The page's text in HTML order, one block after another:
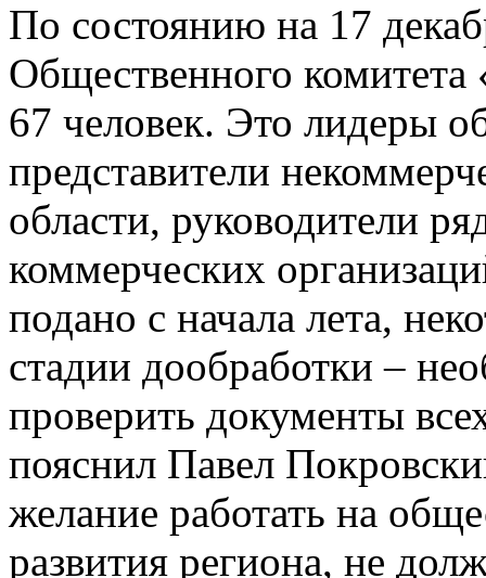
По состоянию на 17
Общественного
67 человек. Это лидеры
представители
области, руководители
коммерческих
подано с начала лета,
стадии дообработки –
проверить документы
пояснил Павел
желание работать на
развития региона, не